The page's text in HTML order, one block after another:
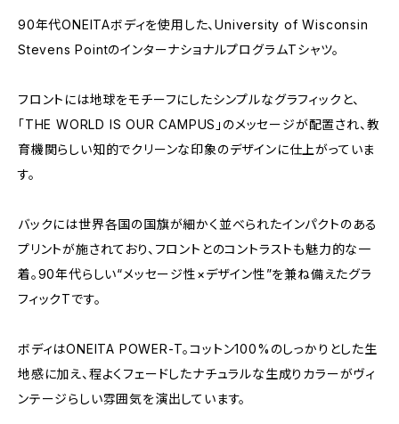
90年代ONEITAボディを使用した、University of Wisconsin
Stevens PointのインターナショナルプログラムTシャツ。
フロントには地球をモチーフにしたシンプルなグラフィックと、
「THE WORLD IS OUR CAMPUS」のメッセージが配置され、教
育機関らしい知的でクリーンな印象のデザインに仕上がっていま
す。
バックには世界各国の国旗が細かく並べられたインパクトのある
プリントが施されており、フロントとのコントラストも魅力的な一
着。90年代らしい“メッセージ性×デザイン性”を兼ね備えたグラ
フィックTです。
ボディはONEITA POWER-T。コットン100%のしっかりとした生
地感に加え、程よくフェードしたナチュラルな生成りカラーがヴィ
ンテージらしい雰囲気を演出しています。